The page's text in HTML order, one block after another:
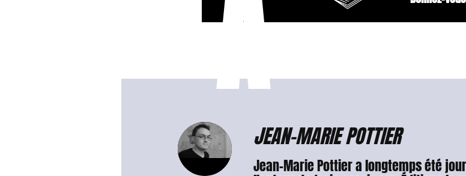
A
JEAN-MARIE POTTIER
Jean-Marie Pottier a longtemps été